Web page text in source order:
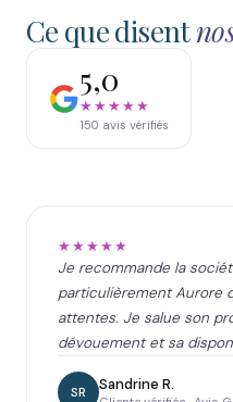
Ce que disent
5,0
★★★★★
150 avis vérifiés
★★★★★
Je recommande la
particulièrement Aurore
attentes. Je salue son
dévouement et sa
SR Sandrine R.